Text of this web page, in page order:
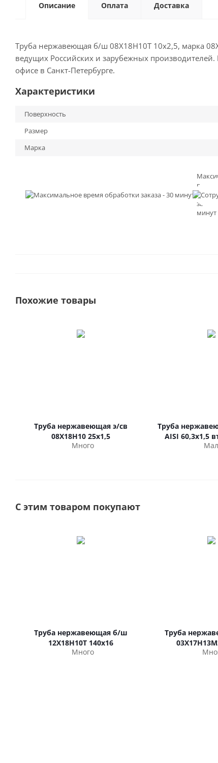
Описание Оплата Доставка
Труба нержавеющая б/ш 08Х18Н10Т 10х2,5, марка
ведущих Российских и зарубежных
офисе в Санкт-Петербурге.
Характеристики
Поверхность
Размер
Марка
время
заказа
минут
Похожие товары
Труба нержавеющая э/св
08Х18Н10 25х1,5
Много
Труба
AISI 60,3х1,5
С этим товаром покупают
Труба нержавеющая б/ш
12Х18Н10Т 140х16
Много
Труба